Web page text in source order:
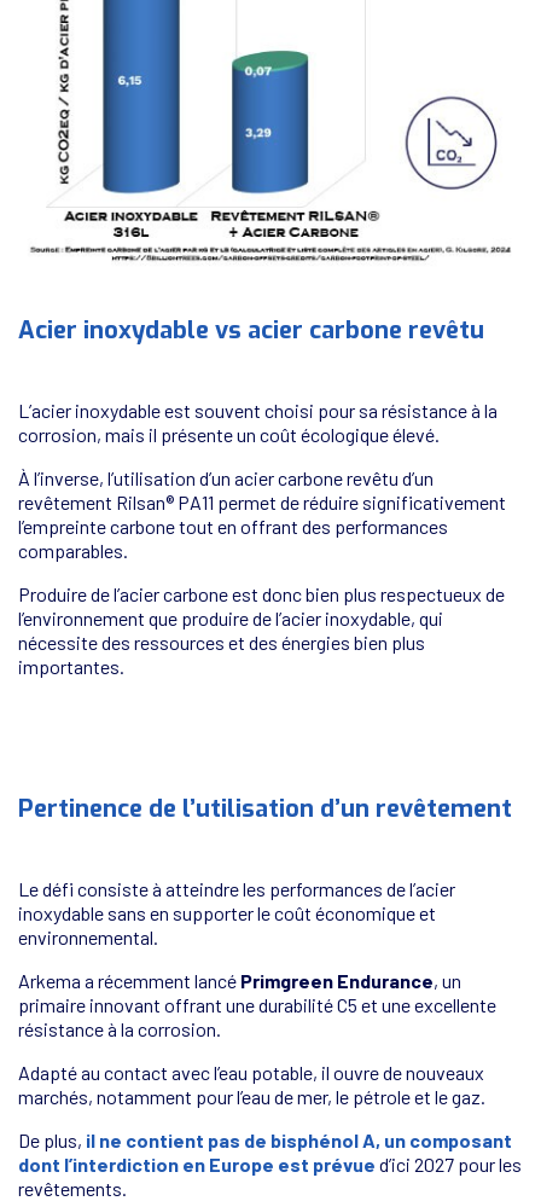
Acier inoxydable vs acier carbone revêtu
L’acier inoxydable est souvent choisi pour sa résistance à la
corrosion, mais il présente un coût écologique élevé.
À l’inverse, l’utilisation d’un acier carbone revêtu d’un
revêtement Rilsan® PA11 permet de réduire significativement
l’empreinte carbone tout en offrant des performances
comparables.
Produire de l’acier carbone est donc bien plus respectueux de
l’environnement que produire de l’acier inoxydable, qui
nécessite des ressources et des énergies bien plus
importantes.
Pertinence de l’utilisation d’un revêtement
Le défi consiste à atteindre les performances de l’acier
inoxydable sans en supporter le coût économique et
environnemental.
Arkema a récemment lancé Primgreen Endurance, un
primaire innovant offrant une durabilité C5 et une excellente
résistance à la corrosion.
Adapté au contact avec l’eau potable, il ouvre de nouveaux
marchés, notamment pour l’eau de mer, le pétrole et le gaz.
De plus, il ne contient pas de bisphénol A, un composant
dont l’interdiction en Europe est prévue d’ici 2027 pour les
revêtements.